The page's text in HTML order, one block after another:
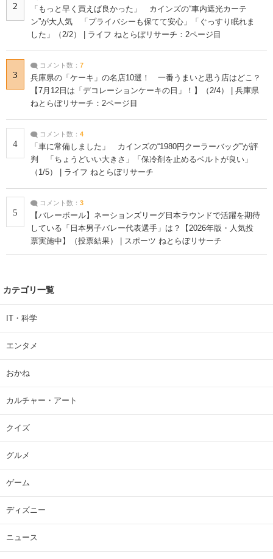
2
「もっと早く買えば良かった」 カインズの“車内遮光カーテ
ン”が大人気 「プライバシーも保てて安心」「ぐっすり眠れま
した」（2/2） | ライフ ねとらぼリサーチ：2ページ目
3
コメント数： 7
兵庫県の「ケーキ」の名店10選！ 一番うまいと思う店はどこ？
【7月12日は「デコレーションケーキの日」！】（2/4） | 兵庫県
ねとらぼリサーチ：2ページ目
4
コメント数： 4
「車に常備しました」 カインズの“1980円クーラーバッグ”が評
判 「ちょうどいい大きさ」「保冷剤を止めるベルトが良い」
（1/5） | ライフ ねとらぼリサーチ
5
コメント数： 3
【バレーボール】ネーションズリーグ日本ラウンドで活躍を期待
している「日本男子バレー代表選手」は？【2026年版・人気投
票実施中】（投票結果） | スポーツ ねとらぼリサーチ
カテゴリ一覧
IT・科学
エンタメ
おかね
カルチャー・アート
クイズ
グルメ
ゲーム
ディズニー
ニュース